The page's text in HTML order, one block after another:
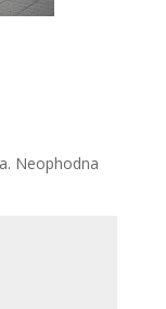
Neophodna